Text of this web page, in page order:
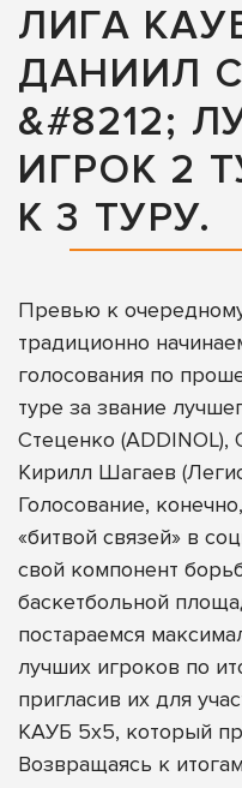
ЛИГА
ДАНИИЛ
&#8212;
ИГРОК 2
К 3 ТУРУ.
Превью к
традиционно
голосования по
туре за звание
Стеценко
Кирилл Шагаев
Голосование,
«битвой связей» в
свой компонент
баскетбольной
постараемся
лучших игроков по
пригласив их для
КАУБ 5х5, который
Возвращаясь к